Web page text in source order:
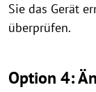
Sie das Gerät
überprüfen.
Option 4: